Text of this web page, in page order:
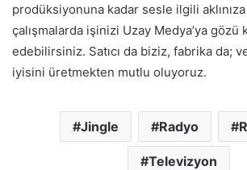
prodüksiyonuna kadar sesle ilgili
çalışmalarda işinizi Uzay Medya’ya gözü
edebilirsiniz. Satıcı da biziz, fabrika da;
iyisini üretmekten mutlu oluyoruz.
Jingle Radyo
Televizyon